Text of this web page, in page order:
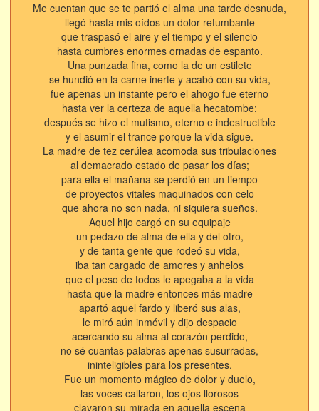
Me cuentan que se te partió el alma una tarde desnuda,
llegó hasta mis oídos un dolor retumbante
que traspasó el aire y el tiempo y el silencio
hasta cumbres enormes ornadas de espanto.
Una punzada fina, como la de un estilete
se hundió en la carne inerte y acabó con su vida,
fue apenas un instante pero el ahogo fue eterno
hasta ver la certeza de aquella hecatombe;
después se hizo el mutismo, eterno e indestructible
y el asumir el trance porque la vida sigue.
La madre de tez cerúlea acomoda sus tribulaciones
al demacrado estado de pasar los días;
para ella el mañana se perdió en un tiempo
de proyectos vitales maquinados con celo
que ahora no son nada, ni siquiera sueños.
Aquel hijo cargó en su equipaje
un pedazo de alma de ella y del otro,
y de tanta gente que rodeó su vida,
iba tan cargado de amores y anhelos
que el peso de todos le apegaba a la vida
hasta que la madre entonces más madre
apartó aquel fardo y liberó sus alas,
le miró aún inmóvil y dijo despacio
acercando su alma al corazón perdido,
no sé cuantas palabras apenas susurradas,
ininteligibles para los presentes.
Fue un momento mágico de dolor y duelo,
las voces callaron, los ojos llorosos
clavaron su mirada en aquella escena